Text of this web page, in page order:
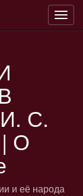
С.
О
и её народа